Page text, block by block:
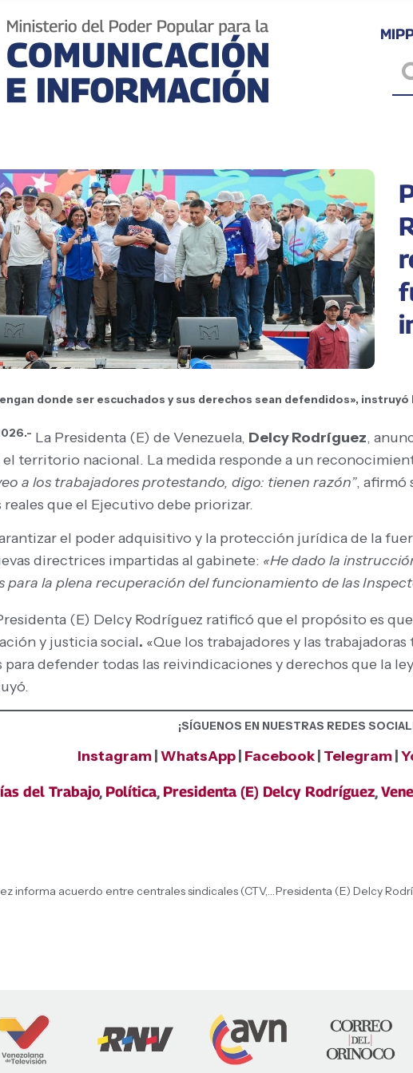
donde ser escuchados y sus derechos sean defendidos», instruyó
La Presidenta (E) de Venezuela, Delcy Rodríguez,
territorio nacional. La medida responde a un
a los trabajadores protestando, digo: tienen razón”, afirmó
que el Ejecutivo debe priorizar.
el poder adquisitivo y la protección jurídica de la
directrices impartidas al gabinete: «He dado la
para la plena recuperación del funcionamiento de las
(E) Delcy Rodríguez ratificó que el propósito es
y justicia social. «Que los trabajadores y las
para defender todas las reivindicaciones y derechos que la
¡SÍGUENOS EN NUESTRAS REDES
Instagram WhatsApp Facebook Telegram
del Trabajo, Política, Presidenta (E) Delcy Rodríguez,
Presidenta (E) Delcy Rodríguez informa acuerdo entre centrales sindicales (CTV, CTB, ASI) y organizaciones empresariales